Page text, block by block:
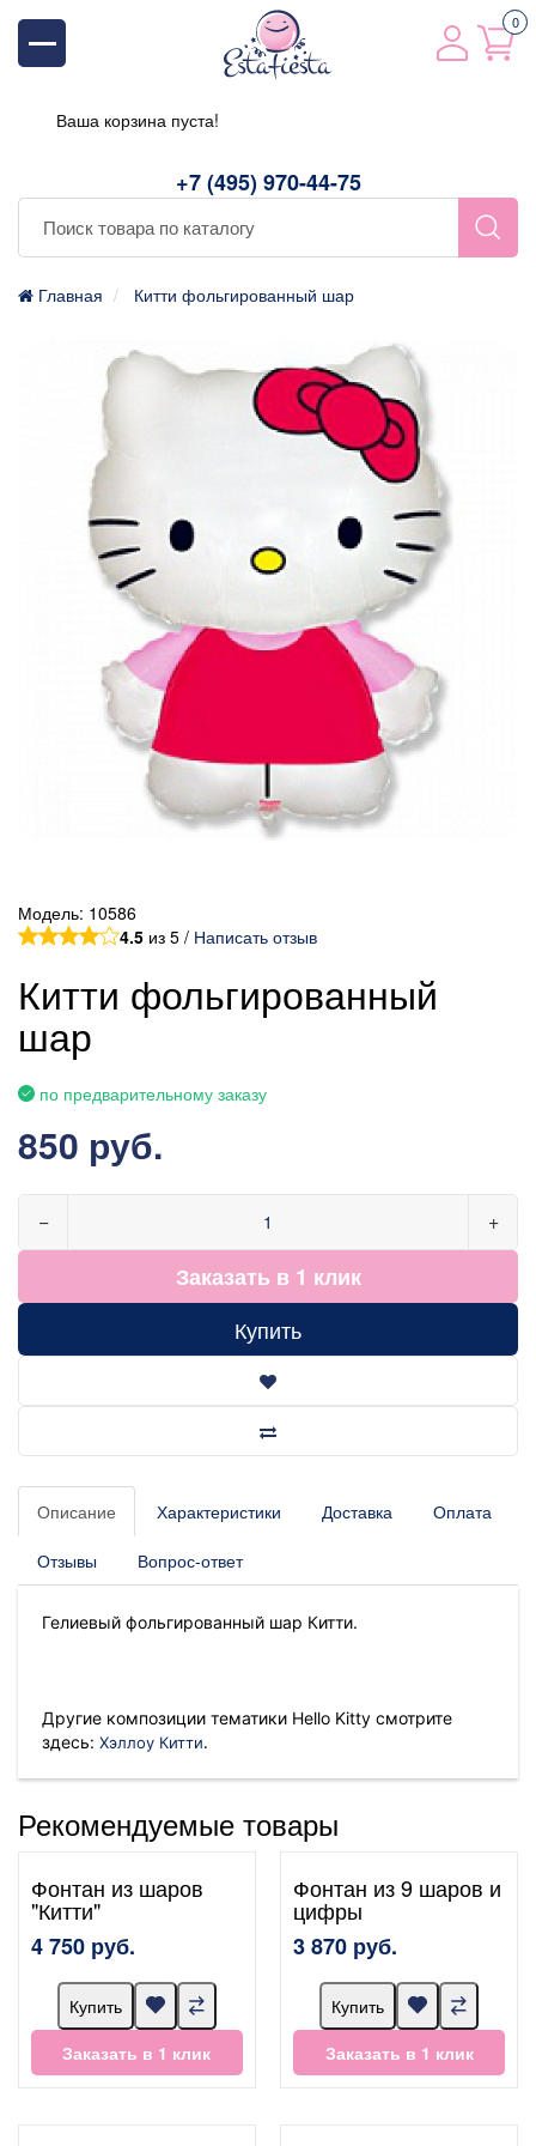
+7 (495) 970-44-75
0
Ваша корзина пуста!
Главная Китти фольгированный шар
Модель: 10586
4.5 из 5 / Написать отзыв
Китти фольгированный
шар
по предварительному заказу
850 руб.
− +
Заказать в 1 клик
Купить
Описание Характеристики Доставка Оплата
Отзывы Вопрос-ответ
Гелиевый фольгированный шар Китти.
Другие композиции тематики Hello Kitty смотрите
здесь: Хэллоу Китти.
Рекомендуемые товары
Фонтан из шаров
"Китти"
4 750 руб.
Купить
Заказать в 1 клик
Фонтан из 9 шаров и
цифры
3 870 руб.
Купить
Заказать в 1 клик